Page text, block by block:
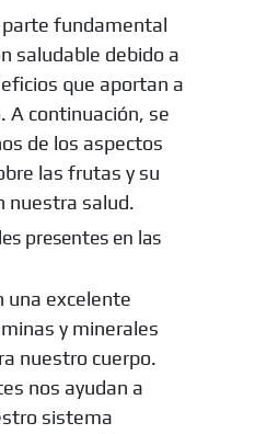
fundamental
saludable debido a
que aportan a
A continuación, se
de los aspectos
las frutas y su
nuestra salud.
presentes en las
una excelente
y minerales
nuestro cuerpo.
nos ayudan a
sistema